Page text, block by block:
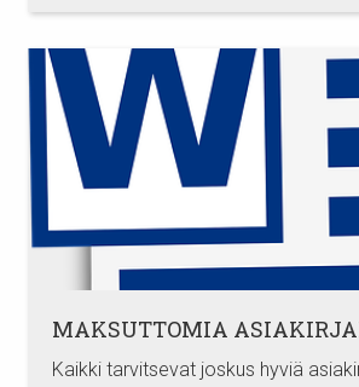
MAKSUTTOMIA
Kaikki tarvitsevat joskus hyviä